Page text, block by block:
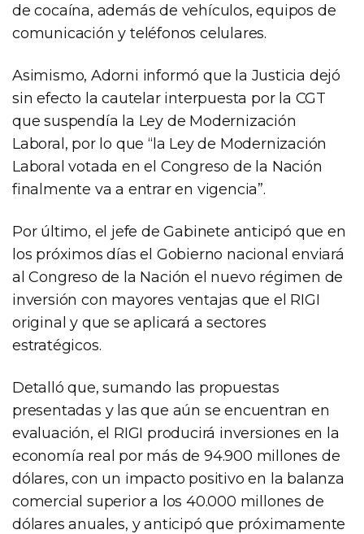
de cocaína, además de vehículos, equipos de
comunicación y teléfonos celulares.
Asimismo, Adorni informó que la Justicia dejó
sin efecto la cautelar interpuesta por la CGT
que suspendía la Ley de Modernización
Laboral, por lo que “la Ley de Modernización
Laboral votada en el Congreso de la Nación
finalmente va a entrar en vigencia”.
Por último, el jefe de Gabinete anticipó que en
los próximos días el Gobierno nacional enviará
al Congreso de la Nación el nuevo régimen de
inversión con mayores ventajas que el RIGI
original y que se aplicará a sectores
estratégicos.
Detalló que, sumando las propuestas
presentadas y las que aún se encuentran en
evaluación, el RIGI producirá inversiones en la
economía real por más de 94.900 millones de
dólares, con un impacto positivo en la balanza
comercial superior a los 40.000 millones de
dólares anuales, y anticipó que próximamente